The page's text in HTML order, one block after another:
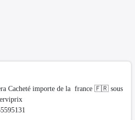
Cacheté importe de la france 🇫🇷 sous